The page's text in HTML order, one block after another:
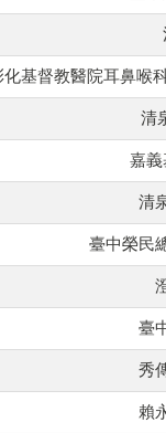
化基督教醫院耳鼻喉
清
嘉義
清
臺中榮民
臺
秀
賴